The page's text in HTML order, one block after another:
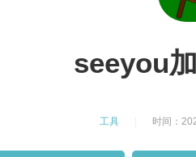
seeyou
工具 时间：